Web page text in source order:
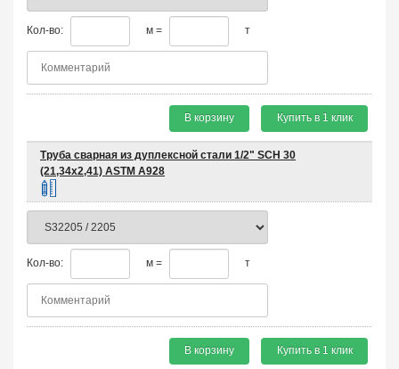
Кол-во: м = т
В корзину Купить в 1 клик
Труба сварная из дуплексной стали 1/2" SCH 30
(21,34х2,41) ASTM A928
Кол-во: м = т
В корзину Купить в 1 клик